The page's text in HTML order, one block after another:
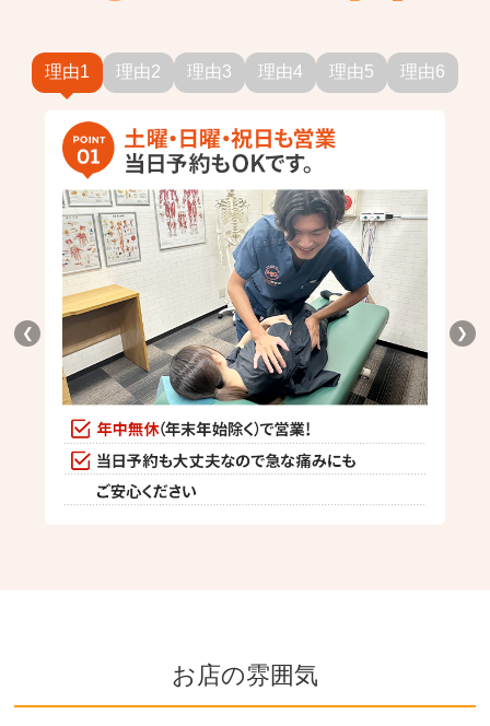
理由1 理由2 理由3 理由4 理由5 理由6
❮ ❯
お店の雰囲気